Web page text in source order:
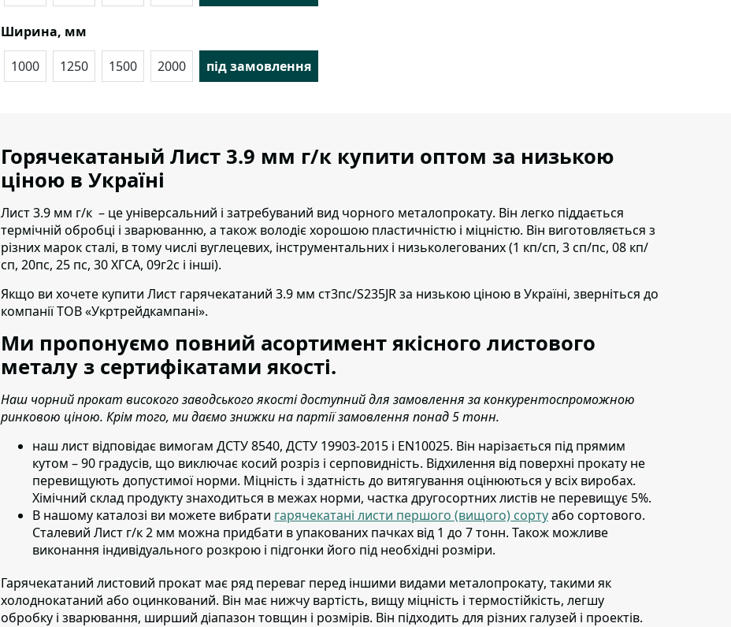
Ширина, мм
1000
1250 1500 2000 під замовлення
Горячекатаный Лист 3.9 мм г/к купити оптом за низькою
ціною в Україні
Лист 3.9 мм г/к – це універсальний і затребуваний вид чорного металопрокату. Він легко піддається
термічній обробці і зварюванню, а також володіє хорошою пластичністю і міцністю. Він виготовляється з
різних марок сталі, в тому числі вуглецевих, інструментальних і низьколегованих (1 кп/сп, 3 сп/пс, 08 кп/
сп, 20пс, 25 пс, 30 ХГСА, 09г2с і інші).
Якщо ви хочете купити Лист гарячекатаний 3.9 мм ст3пс/S235JRза низькою ціною в Україні, зверніться до
компанії ТОВ «Укртрейдкампані».
Ми пропонуємо повний асортимент якісного листового
металу з сертифікатами якості.
Наш чорний прокат високого заводського якості доступний для замовлення за конкурентоспроможною
ринковою ціною. Крім того, ми даємо знижки на партії замовлення понад 5 тонн.
наш лист відповідає вимогам ДСТУ 8540, ДСТУ 19903-2015 і EN10025. Він нарізається під прямим
кутом – 90 градусів, що виключає косий розріз і серповидність. Відхилення від поверхні прокату не
перевищують допустимої норми. Міцність і здатність до витягування оцінюються у всіх виробах.
Хімічний склад продукту знаходиться в межах норми, частка другосортних листів не перевищує 5%.
В нашому каталозі ви можете вибрати гарячекатані листи першого (вищого) сортуабо сортового.
Сталевий Лист г/к 2 мм можна придбати в упакованих пачках від 1 до 7 тонн. Також можливе
виконання індивідуального розкрою і підгонки його під необхідні розміри.
Гарячекатаний листовий прокат має ряд переваг перед іншими видами металопрокату, такими як
холоднокатаний або оцинкований. Він має нижчу вартість, вищу міцність і термостійкість, легшу
обробку і зварювання, ширший діапазон товщин і розмірів. Він підходить для різних галузей і проектів.